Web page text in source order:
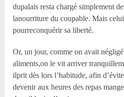
dupalais resta chargé simplement
lanourriture du coupable. Mais
pourreconquérir sa liberté.
Or, un jour, comme on avait
aliments,on le vit arriver
ilprit dès lors l’habitude, afin
devenir aux heures des repas